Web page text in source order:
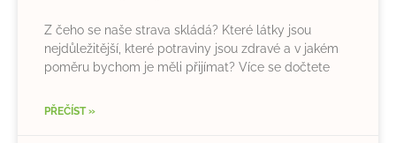
Z čeho se naše strava skládá? Které látky jsou
nejdůležitější, které potraviny jsou zdravé a v jakém
poměru bychom je měli přijímat? Více se dočtete
PŘEČÍST »